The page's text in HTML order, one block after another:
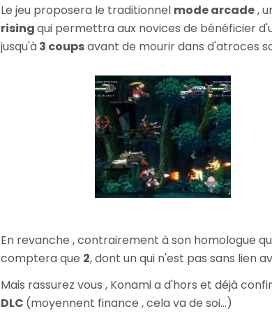
Le jeu proposera le traditionnel mode arcade,
risingqui permettra aux novices de bénéficier
jusqu'à3 coupsavant de mourir dans d'atroces
En revanche , contrairement à son homologue
comptera que 2, dont un qui n'est pas sans lien
Mais rassurez vous , Konami a d'hors et déjà
DLC (moyennent finance , cela va de soi...)